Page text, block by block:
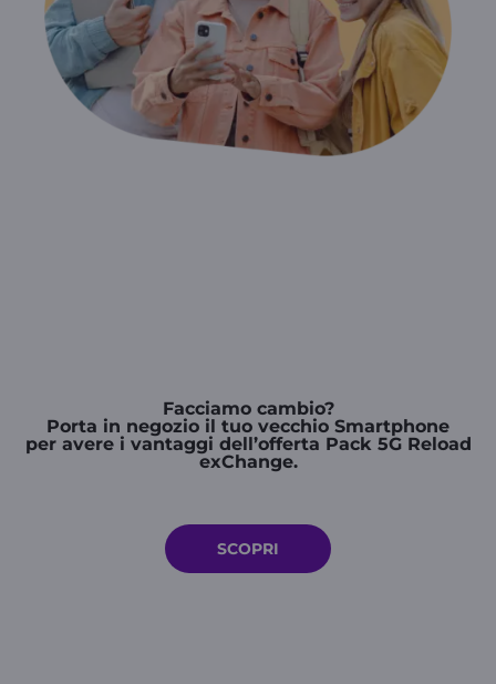
Facciamo cambio?
Porta in negozio il tuo vecchio Smartphone
per avere i vantaggi dell’offerta Pack 5G Reload
exChange.
SCOPRI